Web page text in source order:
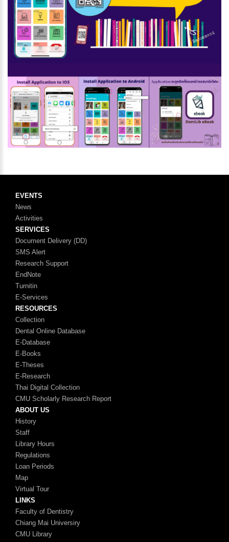
EVENTS
News
Activities
SERVICES
Document Delivery (DD)
SMS Alert
Research Support
EndNote
Turnitin
E-Services
RESOURCES
Collection
Dental Online Database
E-Database
E-Books
E-Theses
E-Research
Thai Digital Collection
CMU Scholarly Research Report
ABOUT US
History
Staff
Library Hours
Regulations
Loan Periods
Map
Virtual Tour
LINKS
Faculty of Dentistry
Chiang Mai Universiry
CMU Library